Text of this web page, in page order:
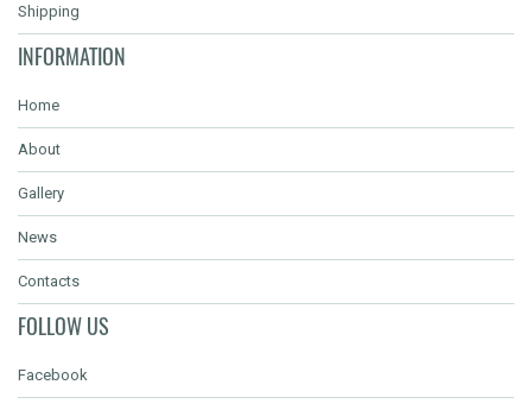
Shipping
INFORMATION
Home
About
Gallery
News
Contacts
FOLLOW US
Facebook